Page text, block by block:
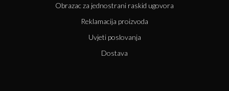
Obrazac za jednostrani raskid ugovora
Reklamacija proizvoda
Uvjeti poslovanja
Dostava